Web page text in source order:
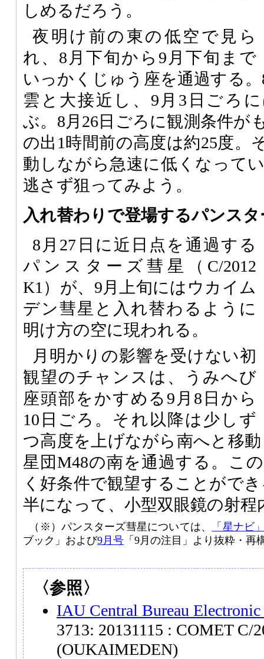
しめるだろう。
夜明け前の東の低空で見ら
れ、8月下旬から9月下旬まで
いっかくじゅう座を通過する
雲と大接近し、9月3日ごろ
ぶ。8月26日ごろに観測条件が
の出1時間前の高度は約25度。
動しながら急速に低くなって
逃さず狙ってみよう。
入れ替わりで登場するパンス
8月27日に近日点を通過する
パンスターズ彗星（C/2012
K1）が、9月上旬にはウカイム
デン彗星と入れ替わるように
明け方の空に現われる。
月明かりの影響を受けない初
観望のチャンスは、うみへび
座頭部をかすめる9月8日から
10日ごろ。それ以降は少しず
つ高度を上げながら南へと移
星団M48の南を通過する。こ
く好条件で観望することがで
半になって、小型双眼鏡の射程
（※）パンスターズ彗星については、
「星ナビ
ブック」および9月号 「9月の注目」より抜粋・再
〈参照〉
IAU Central Bureau Electronic
3713: 20131115 : COMET C/
(OUKAIMEDEN)